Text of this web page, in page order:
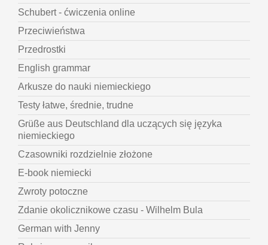
Schubert - ćwiczenia online
Przeciwieństwa
Przedrostki
English grammar
Arkusze do nauki niemieckiego
Testy łatwe, średnie, trudne
Grüße aus Deutschland dla uczących się języka
niemieckiego
Czasowniki rozdzielnie złożone
E-book niemiecki
Zwroty potoczne
Zdanie okolicznikowe czasu - Wilhelm Bula
German with Jenny